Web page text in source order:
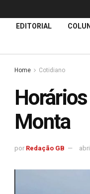
EDITORIAL
Home Cotidiano
Monta
por Redação GB